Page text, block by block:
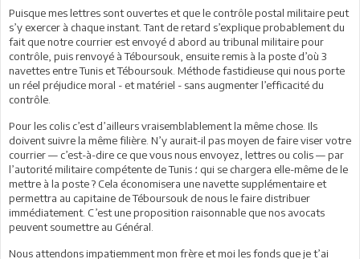
Puisque mes lettres sont ouvertes et que le contrôle postal militaire peut
s’y exercer à chaque instant. Tant de retard s’explique probablement du
fait que notre courrier est envoyé d abord au tribunal militaire pour
contrôle, puis renvoyé à Téboursouk, ensuite remis à la poste d’où 3
navettes entre Tunis et Téboursouk. Méthode fastidieuse qui nous porte
un réel préjudice moral - et matériel - sans augmenter l’efficacité du
contrôle.
Pour les colis c’est d’ailleurs vraisemblablement la même chose. Ils
doivent suivre la même filière. N’y aurait-il pas moyen de faire viser votre
courrier — c’est-à-dire ce que vous nous envoyez, lettres ou colis — par
l’autorité militaire compétente de Tunis ؛ qui se chargera elle-même de le
mettre à la poste ? Cela économisera une navette supplémentaire et
permettra au capitaine de Téboursouk de nous le faire distribuer
immédiatement. C’est une proposition raisonnable que nos avocats
peuvent soumettre au Général.
Nous attendons impatiemment mon frère et moi les fonds que je t’ai